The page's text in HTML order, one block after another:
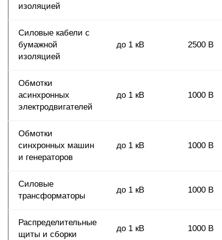
изоляцией
Силовые кабели с
бумажной
изоляцией
до 1 кВ 2500 В
Обмотки
асинхронных
электродвигателей
до 1 кВ 1000 В
Обмотки
синхронных машин
и генераторов
до 1 кВ 1000 В
Силовые
трансформаторы
до 1 кВ 1000 В
Распределительные
щиты и сборки
до 1 кВ 1000 В